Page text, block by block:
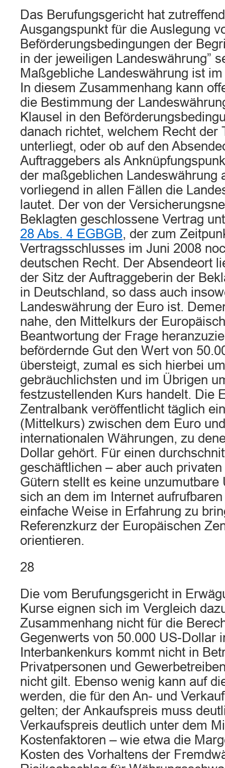
Das Berufungsgericht hat
Ausgangspunkt für die Auslegung
Beförderungsbedingungen der
in der jeweiligen Landeswährung”
Maßgebliche Landeswährung ist
In diesem Zusammenhang kann
die Bestimmung der
Klausel in den
danach richtet, welchem Recht der
unterliegt, oder ob auf den
Auftraggebers als
der maßgeblichen Landeswährung
vorliegend in allen Fällen die
lautet. Der von der
Beklagten geschlossene Vertrag
28 Abs. 4 EGBGB, der zum
Vertragsschlusses im Juni 2008
deutschen Recht. Der Absendeort
der Sitz der Auftraggeberin der
in Deutschland, so dass auch
Landeswährung der Euro ist.
nahe, den Mittelkurs der
Beantwortung der Frage
befördernde Gut den Wert von
übersteigt, zumal es sich hierbei
gebräuchlichsten und im Übrigen
festzustellenden Kurs handelt. Die
Zentralbank veröffentlicht täglich
(Mittelkurs) zwischen dem Euro
internationalen Währungen, zu
Dollar gehört. Für einen
geschäftlichen – aber auch
Gütern stellt es keine unzumutbare
sich an dem im Internet
einfache Weise in Erfahrung zu
Referenzkurz der Europäischen
orientieren.
28
Die vom Berufungsgericht in
Kurse eignen sich im Vergleich
Zusammenhang nicht für die
Gegenwerts von 50.000 US-Dollar
Interbankenkurs kommt nicht in
Privatpersonen und
nicht gilt. Ebenso wenig kann auf
werden, die für den An- und
gelten; der Ankaufspreis muss
Verkaufspreis deutlich unter dem
Kostenfaktoren – wie etwa die
Kosten des Vorhaltens der